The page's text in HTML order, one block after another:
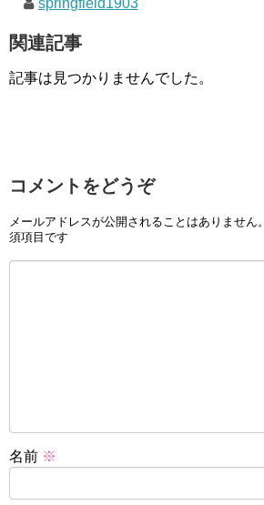
springfield1903
関連記事
記事は見つかりませんでした。
コメントをどうぞ
メールアドレスが公開されることはありません。
須項目です
名前 ※